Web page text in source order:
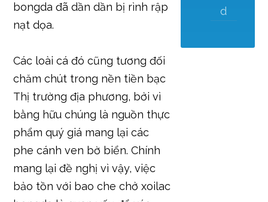
bongda đã dần dần bị rình rập
nạt dọa.
Các loài cá đó cũng tương đối
chăm chút trong nền tiền bạc
Thị trường địa phương, bởi vì
bằng hữu chúng là nguồn thực
phẩm quý giá mang lại các
phe cánh ven bờ biển. Chính
mang lại đề nghị vì vậy, việc
bảo tồn với bao che chở xoilac
d